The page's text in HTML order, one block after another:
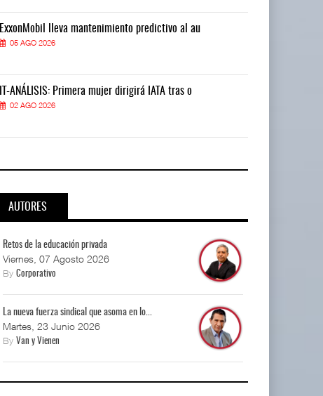
ExxonMobil lleva mantenimiento predictivo al au
05 AGO 2026
IT-ANÁLISIS: Primera mujer dirigirá IATA tras o
02 AGO 2026
AUTORES
Retos de la educación privada
Viernes, 07 Agosto 2026
ByCorporativo
La nueva fuerza sindical que asoma en lo...
Martes, 23 Junio 2026
ByVan y Vienen